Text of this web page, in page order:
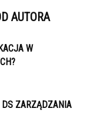
AUTORA
W
DS ZARZĄDZANIA